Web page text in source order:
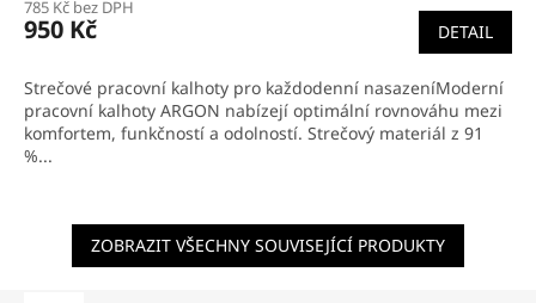
785 Kč bez DPH
950 Kč DETAIL
Strečové pracovní kalhoty pro každodenní nasazeníModerní
pracovní kalhoty ARGON nabízejí optimální rovnováhu mezi
komfortem, funkčností a odolností. Strečový materiál z 91
%...
ZOBRAZIT VŠECHNY SOUVISEJÍCÍ PRODUKTY